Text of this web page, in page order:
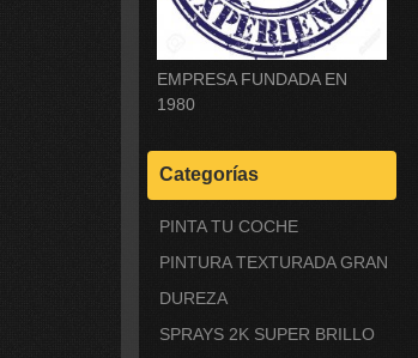
EMPRESA FUNDADA EN
1980
Categorías
PINTA TU COCHE
PINTURA TEXTURADA GRAN
DUREZA
SPRAYS 2K SUPER BRILLO